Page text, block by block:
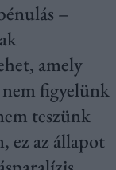
–
amely
figyelünk
teszünk
ez az állapot